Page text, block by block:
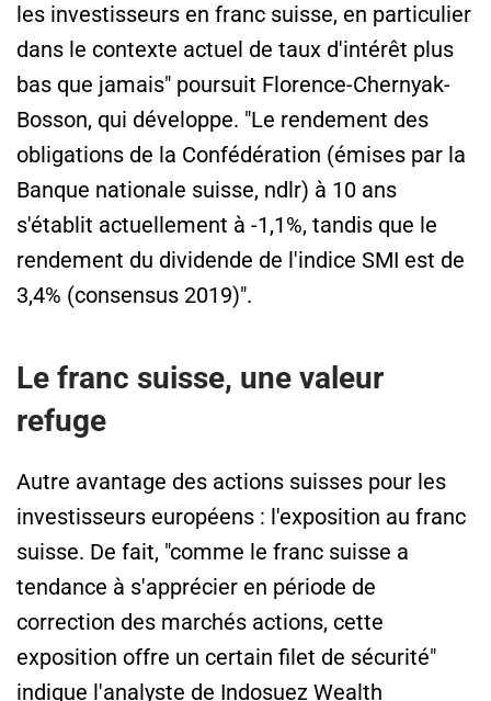
les investisseurs en franc suisse, en particulier
dans le contexte actuel de taux d'intérêt plus
bas que jamais" poursuit Florence-Chernyak-
Bosson, qui développe. "Le rendement des
obligations de la Confédération (émises par la
Banque nationale suisse, ndlr) à 10 ans
s'établit actuellement à -1,1%, tandis que le
rendement du dividende de l'indice SMI est de
3,4% (consensus 2019)".
Le franc suisse, une valeur
refuge
Autre avantage des actions suisses pour les
investisseurs européens : l'exposition au franc
suisse. De fait, "comme le franc suisse a
tendance à s'apprécier en période de
correction des marchés actions, cette
exposition offre un certain filet de sécurité"
indique l'analyste de Indosuez Wealth